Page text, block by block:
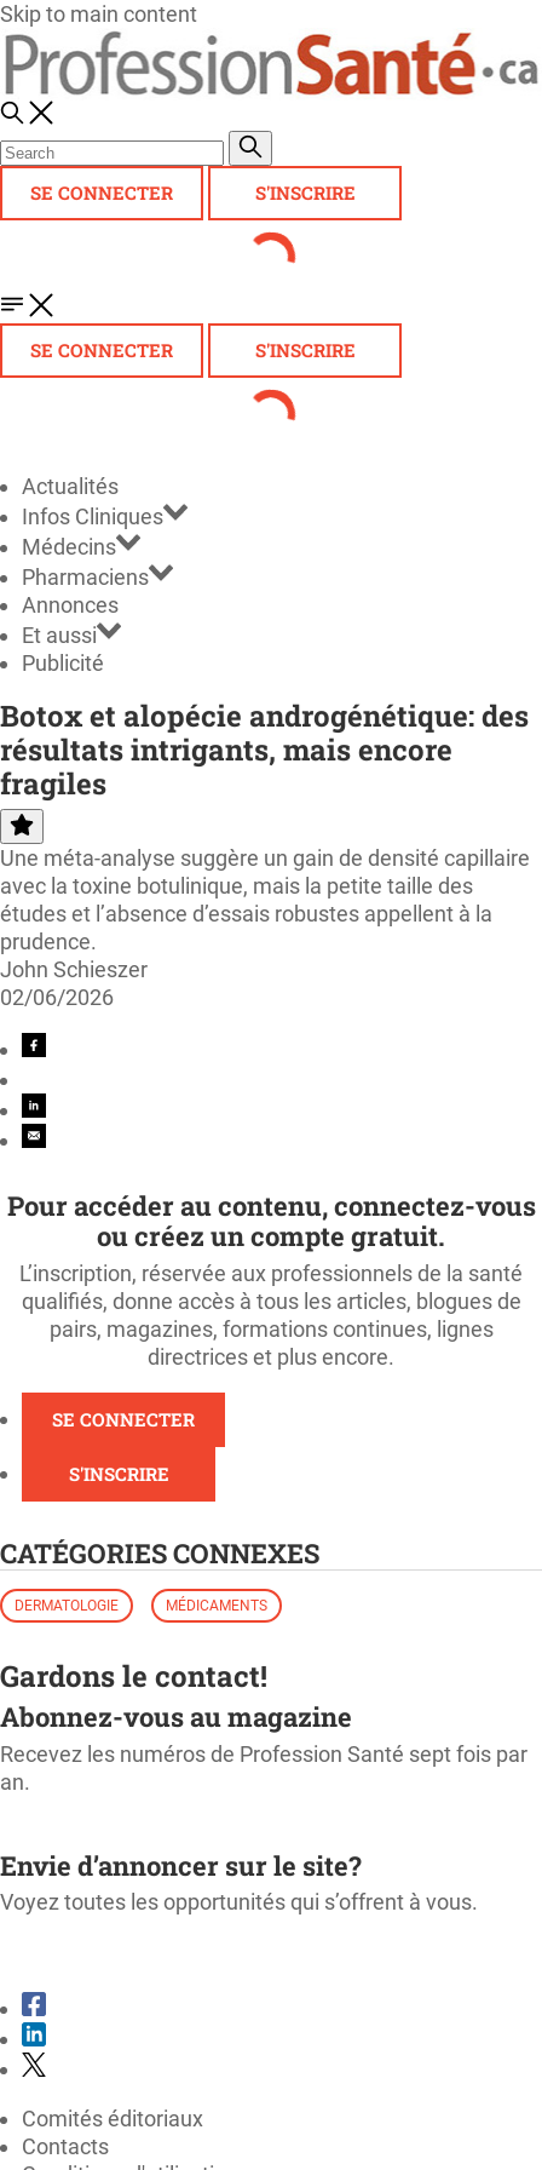
Skip to main content
SE CONNECTER S'INSCRIRE
SE CONNECTER S'INSCRIRE
Actualités
Infos Cliniques
Médecins
Pharmaciens
Annonces
Et aussi
Publicité
Botox et alopécie androgénétique: des
résultats intrigants, mais encore
fragiles
Une méta-analyse suggère un gain de densité capillaire
avec la toxine botulinique, mais la petite taille des
études et l’absence d’essais robustes appellent à la
prudence.
John Schieszer
02/06/2026
Pour accéder au contenu, connectez-vous
ou créez un compte gratuit.
L’inscription, réservée aux professionnels de la santé
qualifiés, donne accès à tous les articles, blogues de
pairs, magazines, formations continues, lignes
directrices et plus encore.
SE CONNECTER
S'INSCRIRE
CATÉGORIES CONNEXES
DERMATOLOGIE MÉDICAMENTS
Gardons le contact!
Abonnez-vous au magazine
Recevez les numéros de Profession Santé sept fois par
an.
Envie d’annoncer sur le site?
Voyez toutes les opportunités qui s’offrent à vous.
Comités éditoriaux
Contacts